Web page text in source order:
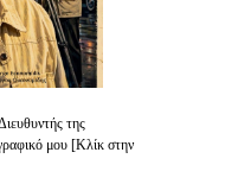
της
μου [Κλίκ στην